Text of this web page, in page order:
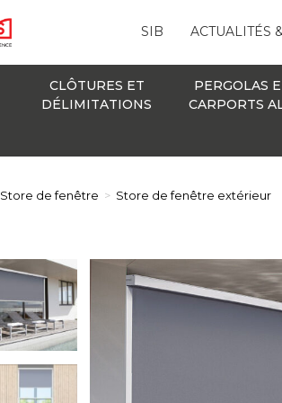
SIB ACTUALITÉS
CLÔTURES ET
DÉLIMITATIONS
PERGOLAS
CARPORTS
Store de fenêtre > Store de fenêtre extérieur